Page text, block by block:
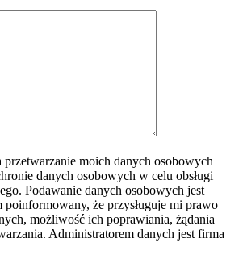
przetwarzanie moich danych osobowych
danych osobowych w celu obsługi
Podawanie danych osobowych jest
poinformowany, że przysługuje mi prawo
możliwość ich poprawiania, żądania
Administratorem danych jest firma